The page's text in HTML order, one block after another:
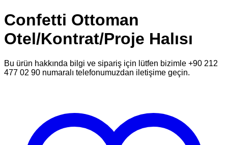
Confetti Ottoman
Otel/Kontrat/Proje Halısı
Bu ürün hakkında bilgi ve sipariş için lütfen bizimle +90 212
477 02 90 numaralı telefonumuzdan iletişime geçin.